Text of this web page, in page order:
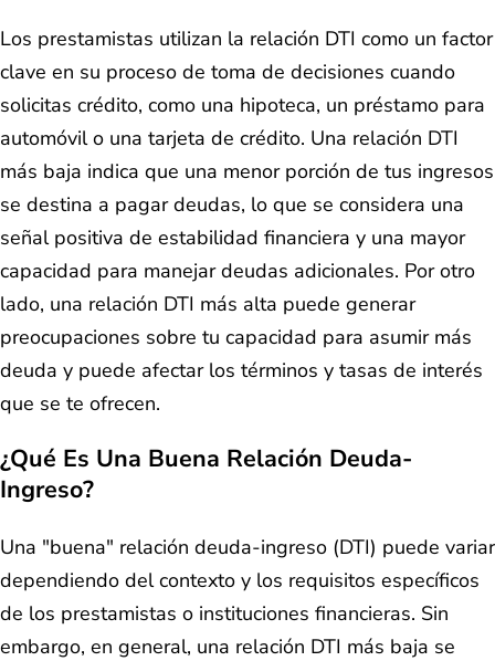
Los prestamistas utilizan la relación DTI como un factor
clave en su proceso de toma de decisiones cuando
solicitas crédito, como una hipoteca, un préstamo para
automóvil o una tarjeta de crédito. Una relación DTI
más baja indica que una menor porción de tus ingresos
se destina a pagar deudas, lo que se considera una
señal positiva de estabilidad financiera y una mayor
capacidad para manejar deudas adicionales. Por otro
lado, una relación DTI más alta puede generar
preocupaciones sobre tu capacidad para asumir más
deuda y puede afectar los términos y tasas de interés
que se te ofrecen.
¿Qué Es Una Buena Relación Deuda-
Ingreso?
Una "buena" relación deuda-ingreso (DTI) puede variar
dependiendo del contexto y los requisitos específicos
de los prestamistas o instituciones financieras. Sin
embargo, en general, una relación DTI más baja se